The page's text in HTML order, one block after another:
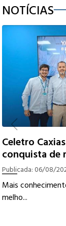
NOTÍCIAS
Celetro
conquista de
certificação
equipe
Publicada: 06/08/
Mais
melho...